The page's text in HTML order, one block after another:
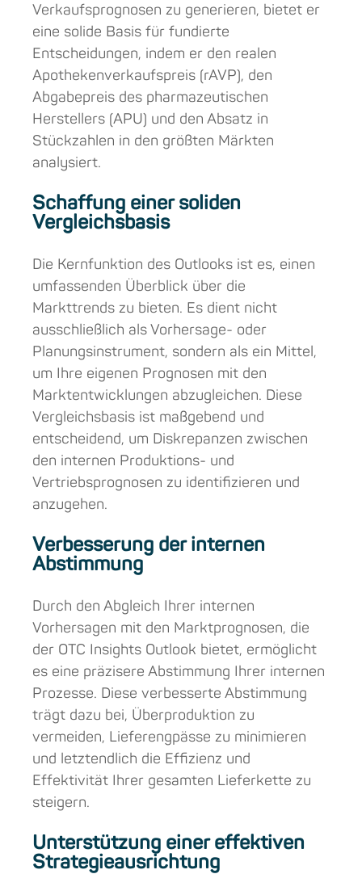
Verkaufsprognosen zu generieren, bietet er
eine solide Basis für fundierte
Entscheidungen, indem er den realen
Apothekenverkaufspreis (rAVP), den
Abgabepreis des pharmazeutischen
Herstellers (APU) und den Absatz in
Stückzahlen in den größten Märkten
analysiert.
Schaffung einer soliden
Vergleichsbasis
Die Kernfunktion des Outlooks ist es, einen
umfassenden Überblick über die
Markttrends zu bieten. Es dient nicht
ausschließlich als Vorhersage- oder
Planungsinstrument, sondern als ein Mittel,
um Ihre eigenen Prognosen mit den
Marktentwicklungen abzugleichen. Diese
Vergleichsbasis ist maßgebend und
entscheidend, um Diskrepanzen zwischen
den internen Produktions- und
Vertriebsprognosen zu identifizieren und
anzugehen.
Verbesserung der internen
Abstimmung
Durch den Abgleich Ihrer internen
Vorhersagen mit den Marktprognosen, die
der OTC Insights Outlook bietet, ermöglicht
es eine präzisere Abstimmung Ihrer internen
Prozesse. Diese verbesserte Abstimmung
trägt dazu bei, Überproduktion zu
vermeiden, Lieferengpässe zu minimieren
und letztendlich die Effizienz und
Effektivität Ihrer gesamten Lieferkette zu
steigern.
Unterstützung einer effektiven
Strategieausrichtung